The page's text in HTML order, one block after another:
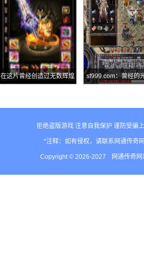
在这片曾经创造过无数辉煌 sf999.com：曾经的
惨重
拒绝盗版游戏 注意自我保护 谨防受骗
*注释：如有侵权，请联系网通传奇
Copyright © 2026-2027 网通传奇